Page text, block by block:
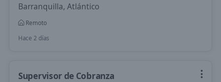
Barranquilla, Atlántico
Remoto
Hace 2 días
Supervisor de Cobranza